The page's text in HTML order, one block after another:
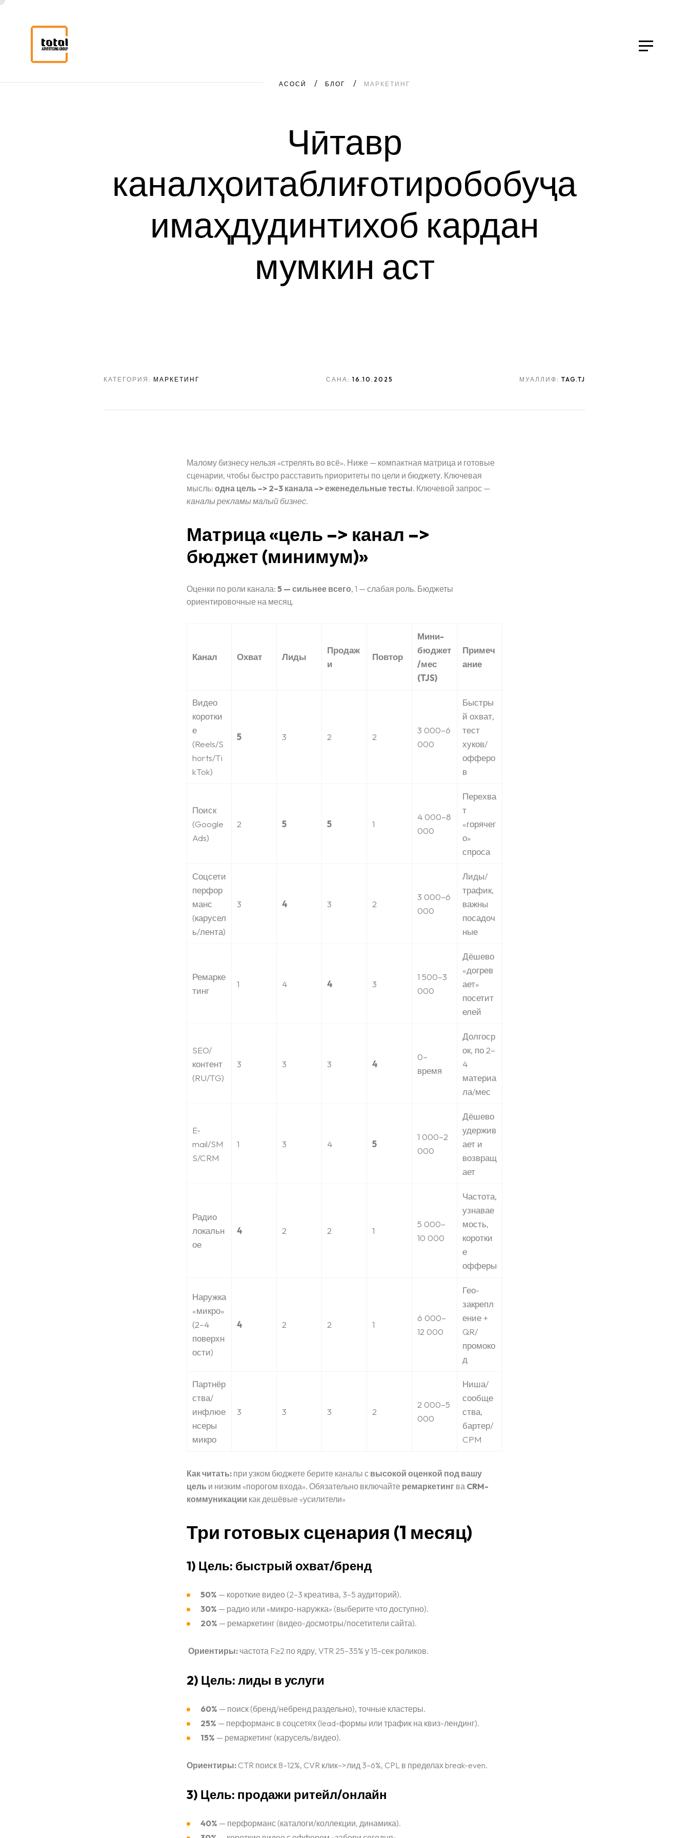
Саҳифаи асосӣ
Хизматрасониҳо
такрормешуда
АСОСӢ БЛОГ МАРКЕТИНГ
Чӣтавр
каналҳоитаблиғотиробобуҷа
имаҳдудинтихоб кардан
мумкин аст
КАТЕГОРИЯ: МАРКЕТИНГ САНА: 16.10.2025 МУАЛЛИФ: TAG.TJ
Малому бизнесу нельзя «стрелять во всё». Ниже — компактная матрица и готовые
сценарии, чтобы быстро расставить приоритеты по цели и бюджету. Ключевая
мысль: одна цель –> 2–3 канала –> еженедельные тесты. Ключевой запрос —
каналы рекламы малый бизнес.
Матрица «цель –> канал –>
бюджет (минимум)»
Оценки по роли канала: 5 — сильнее всего, 1 — слабая роль. Бюджеты
ориентировочные на месяц.
Канал Охват Лиды
Продаж
и
Повтор
Мини-
бюджет
/мес
(TJS)
Примеч
ание
Видео
коротки
е
(Reels/S
horts/Ti
kTok)
5 3 2 2
3 000–6
000
Быстры
й охват,
тест
хуков/
офферо
в
Поиск
(Google
Ads)
2 5 5 1
4 000–8
000
Перехва
т
«горячег
о»
спроса
Соцсети
перфор
манс
(карусел
ь/лента)
3 4 3 2
3 000–6
000
Лиды/
трафик,
важны
посадоч
ные
Ремарке
тинг
1 4 4 3
1 500–3
000
Дёшево
«догрев
ает»
посетит
елей
SEO/
контент
(RU/TG)
3 3 3 4
0–
время
Долгоср
ок, по 2–
4
материа
ла/мес
E-
mail/SM
S/CRM
1 3 4 5
1 000–2
000
Дёшево
удержив
ает и
возвращ
ает
Радио
локальн
ое
4 2 2 1
5 000–
10 000
Частота,
узнавае
мость,
коротки
е
офферы
Наружка
«микро»
(2–4
поверхн
ости)
4 2 2 1
6 000–
12 000
Гео-
закрепл
ение +
QR/
промоко
д
Партнёр
ства/
инфлюе
нсеры
микро
3 3 3 2
2 000–5
000
Ниша/
сообще
ства,
бартер/
CPM
Как читать:при узком бюджете берите каналы с высокой оценкой под вашу
цель и низким «порогом входа». Обязательно включайте ремаркетингва CRM-
коммуникации как дешёвые «усилители»
Три готовых сценария (1 месяц)
1) Цель: быстрый охват/бренд
50% — короткие видео (2–3 креатива, 3–5 аудиторий).
30% — радио или «микро-наружка» (выберите что доступно).
20% — ремаркетинг (видео-досмотры/посетители сайта).
Ориентиры:частота F≥2 по ядру, VTR 25–35% у 15-сек роликов.
2) Цель: лиды в услуги
60% — поиск (бренд/небренд раздельно), точные кластеры.
25% — перформанс в соцсетях (lead-формы или трафик на квиз-лендинг).
15% — ремаркетинг (карусель/видео).
Ориентиры:CTR поиск 8–12%, CVR клик–>лид 3–6%, CPL в пределах break-even.
3) Цель: продажи ритейл/онлайн
40% — перформанс (каталоги/коллекции, динамика).